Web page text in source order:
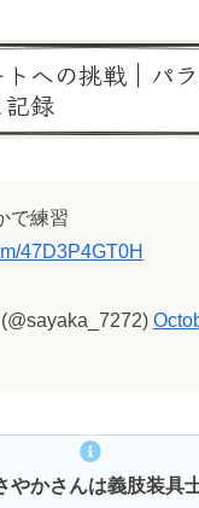
への挑戦｜パ
録
で練習
47D3P4GT0H
やかさんは義肢装具